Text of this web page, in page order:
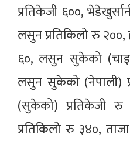
प्रतिकेजी ६००,
लसुन प्रतिकिलो रु २००,
६०, लसुन सुकेको
लसुन सुकेको (नेपाली)
(सुकेको) प्रतिकेजी रु
प्रतिकिलो रु ३४०,